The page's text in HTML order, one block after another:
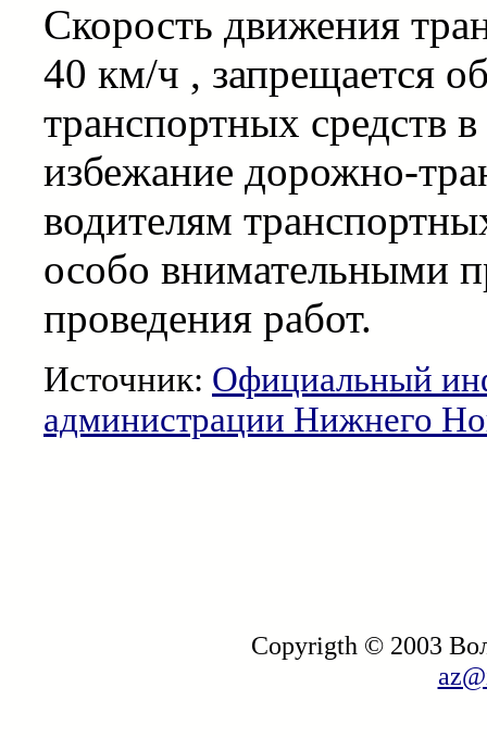
Скорость движения
40 км/ч , запрещается
транспортных средств
избежание дорожно-
водителям
особо внимательными
проведения работ.
Источник: Официальный
администрации Нижнего
Copyrigth © 2003